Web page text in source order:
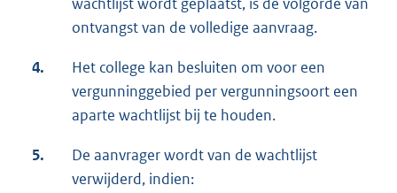
ontvangst van de volledige aanvraag.
4.
Het college kan besluiten om voor een
vergunninggebied per vergunningsoort een
aparte wachtlijst bij te houden.
5.
De aanvrager wordt van de wachtlijst
verwijderd, indien: